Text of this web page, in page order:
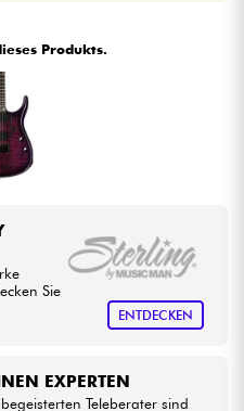
Produkts.
Sie
ENTDECKEN
EXPERTEN
Teleberater sind